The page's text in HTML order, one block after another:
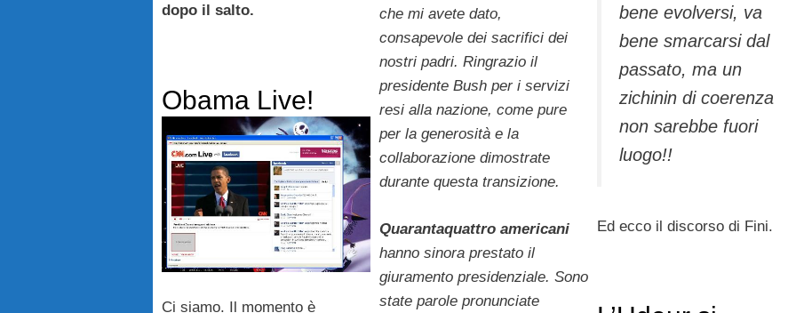
bene evolversi, va
bene smarcarsi dal
passato, ma un
zichinin di coerenza
non sarebbe fuori
luogo!!
Ed ecco il discorso di Fini.
dopo il salto.
che mi avete dato,
consapevole dei sacrifici dei
nostri padri. Ringrazio il
presidente Bush per i servizi
resi alla nazione, come pure
per la generosità e la
collaborazione dimostrate
durante questa transizione.
Quarantaquattro americani
hanno sinora prestato il
giuramento presidenziale. Sono
state parole pronunciate
Obama Live!
Ci siamo. Il momento è